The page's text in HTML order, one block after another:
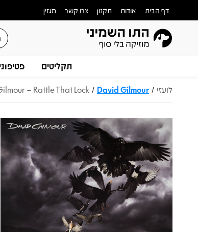
דף הבית אודות תקנון צרו קשר מגזין
תקליטים
לועזי /
David Gilmour
/
– Rattle That Lock